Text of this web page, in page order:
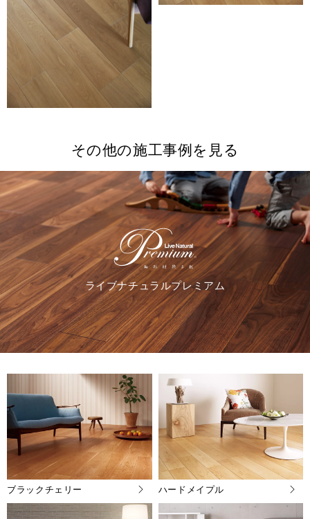
その他の施工事例を見る
ライブナチュラルプレミアム
ブラックチェリー ハードメイプル